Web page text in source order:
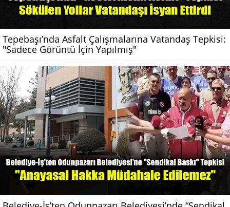
Tepebaşı’nda Asfalt Çalışmalarına Vatandaş Tepkisi:
"Sadece Görüntü İçin Yapılmış"